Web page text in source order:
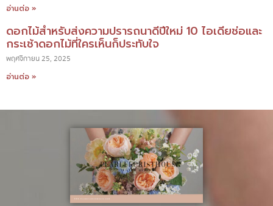
อ่านต่อ »
ดอกไม้สำหรับส่งความปรารถนาดีปีใหม่ 10 ไอเดียช่อและ
กระเช้าดอกไม้ที่ใครเห็นก็ประทับใจ
พฤศจิกายน 25, 2025
อ่านต่อ »